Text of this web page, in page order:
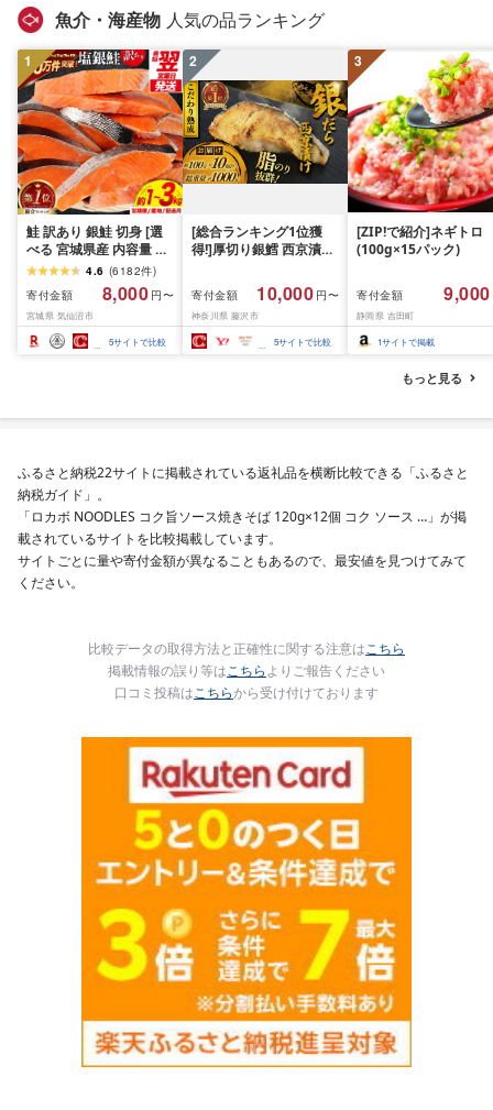
魚介・海産物 人気の品ランキング
1
鮭 訳あり 銀鮭 切身 [選
べる 宮城県産 内容量 発
送回数 発送月] [宮城東洋
宮城県 気仙沼市
20566318] 宮城県産 海
鮮 訳アリ 規格外 不揃い
さけ サケ 鮭切身 シャケ
切り身 冷凍 家庭用 おか
4.6 (6182件)
寄付金額
8,000 円〜
宮城県 気仙沼市
5サイトで比較
2
[総合ランキング1位獲
得!]厚切り銀鱈 西京漬け
約 1,000g (約 100g × 10
切) 西京味噌 西京みそ 味
噌漬け みそ 味噌 鮮魚 魚
介 銀だら 銀ダラ ギンダ
ラ ぎんだら 鱈 タラ 魚
礼品 おかず おつまみ お
南 藤沢
寄付金額 10,000 円〜
神奈川県 藤沢市
5サイトで比較
3
[ZIP!で紹介]ネギトロ
(100g×15パック)
寄付金額 9,000
静岡県 吉田町
1サイトで掲載
もっと見る
ふるさと納税22サイトに掲載されている返礼品を横断比較できる「ふるさと
納税ガイド」。
「ロカボ NOODLES コク旨ソース焼きそば 120g×12個 コク ソース …」が掲
載されているサイトを比較掲載しています。
サイトごとに量や寄付金額が異なることもあるので、最安値を見つけてみて
ください。
比較データの取得方法と正確性に関する注意はこちら
掲載情報の誤り等はこちらよりご報告ください
口コミ投稿はこちらから受け付けております